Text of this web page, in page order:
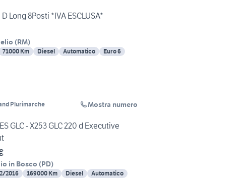
Long 8Posti *IVA ESCLUSA*
(RM)
71000 Km Diesel Automatico Euro 6
Plurimarche Mostra numero
GLC - X253 GLC 220 d Executive
in Bosco (PD)
2016 169000 Km Diesel
Automatico